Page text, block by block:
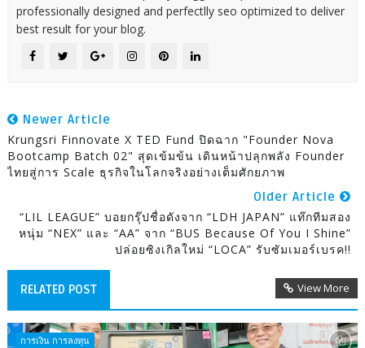
professionally designed and perfectlly seo optimized to deliver
best result for your blog.
Newer Article
Krungsri Finnovate X TED Fund ปิดฉาก "Founder Nova
Bootcamp Batch 02" สุดเข้มข้น เดินหน้าปลุกพลัง Founder
ไทยสู่การ Scale ธุรกิจในโลกจริงอย่างเต็มศักยภาพ
Older Article
“LIL LEAGUE” บอยกรุ๊ปชื่อดังจาก “LDH JAPAN” แท๊กทีมสอง
หนุ่ม “NEX” และ “AA” จาก “BUS Because Of You I Shine”
ปล่อยซิงเกิลใหม่ “LOCA” รับซัมเมอร์เบรค!!
RELATED POST View More
การเงิน การลงทุน